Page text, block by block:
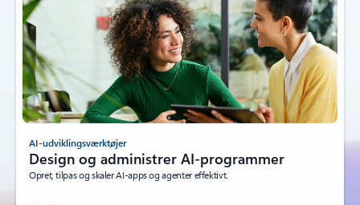
AI-udviklingsværktøjer
Design og administrer AI-programmer
Opret, tilpas og skaler AI-apps og agenter effektivt.